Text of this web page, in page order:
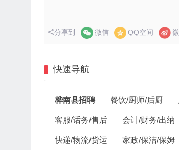
分享到 微信 QQ空间
快速导航
桦南县招聘 餐饮/厨师/后厨
客服/话务/售后 会计/财务/出纳
快递/物流/货运 家政/保洁/保姆